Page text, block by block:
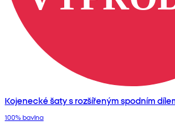
Kojenecké šaty s rozšířeným spodním
100% bavlna